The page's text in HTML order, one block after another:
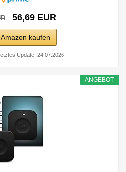
56,69 EUR
Amazon kaufen
Update: 24.07.2026
ANGEBOT